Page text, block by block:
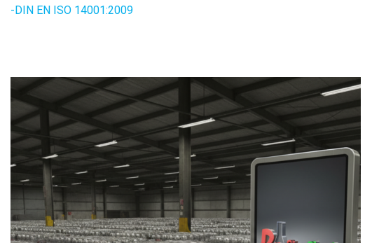
-DIN EN ISO 14001:2009